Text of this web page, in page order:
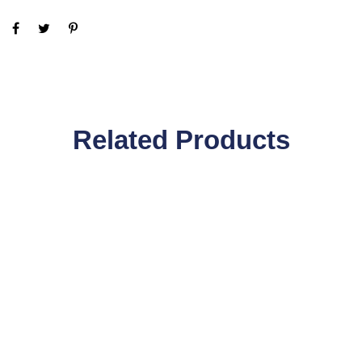
Related Products